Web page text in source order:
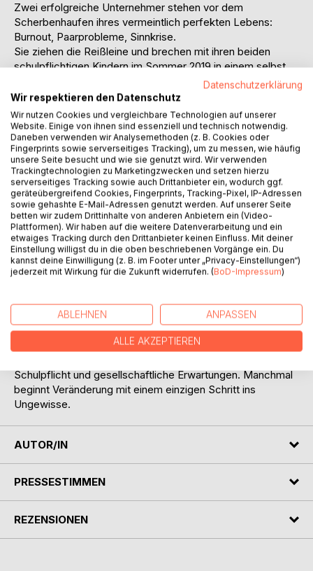
Zwei erfolgreiche Unternehmer stehen vor dem
Scherbenhaufen ihres vermeintlich perfekten Lebens:
Burnout, Paarprobleme, Sinnkrise.
Sie ziehen die Reißleine und brechen mit ihren beiden
schulpflichtigen Kindern im Sommer 2019 in einem selbst
ausgebauten Laster zu einer einjährigen Reise auf - ohne
festen Plan. Von Kanadas endlosen Prärien bis zur
Karibikküste Mexikos und ins Hochland Guatemalas,
zwischen Roadschooling und Kulturclashs, zwischen Nähe
und Konflikten, Freiheit und Verzweiflung, erleben sie die
ganze Spannbreite des Unterwegsseins.
Als die Pandemie sie am Atitlán-See festsetzt, verwandelt
sich das Abenteuer in eine Reise nach innen. Die zufällige
Nachbarschaft zu einer ebenfalls gestrandeten
Schamanenfamilie schenkt den beiden Ex-Workaholics
nicht nur eine Ayahuasca-Zeremonie, sondern auch eine
Lektion über Geduld, Vertrauen und Dankbarkeit. Sie
kehren zurück mit Klarheit darüber, was wirklich zählt, und
dem Mut, ihr Leben neu auszurichten.
LASTERLEBEN ist ein autobiographischer Reportage-
Roman: eine Mischung aus Roadtrip, Familiengeschichte
und persönlicher Grenzerfahrung. Eine Geschichte über
Selbstbestimmung und den Mut, eingefahrene
Schulpflicht und gesellschaftliche Erwartungen. Manchmal
beginnt Veränderung mit einem einzigen Schritt ins
Ungewisse.
AUTOR/IN
PRESSESTIMMEN
REZENSIONEN
Datenschutzerklärung
Wir respektieren den Datenschutz
Wir nutzen Cookies und vergleichbare Technologien auf unserer
Website. Einige von ihnen sind essenziell und technisch notwendig.
Daneben verwenden wir Analysemethoden (z. B. Cookies oder
Fingerprints sowie serverseitiges Tracking), um zu messen, wie häufig
unsere Seite besucht und wie sie genutzt wird. Wir verwenden
Trackingtechnologien zu Marketingzwecken und setzen hierzu
serverseitiges Tracking sowie auch Drittanbieter ein, wodurch ggf.
geräteübergreifend Cookies, Fingerprints, Tracking-Pixel, IP-Adressen
sowie gehashte E-Mail-Adressen genutzt werden. Auf unserer Seite
betten wir zudem Drittinhalte von anderen Anbietern ein (Video-
Plattformen). Wir haben auf die weitere Datenverarbeitung und ein
etwaiges Tracking durch den Drittanbieter keinen Einfluss. Mit deiner
Einstellung willigst du in die oben beschriebenen Vorgänge ein. Du
kannst deine Einwilligung (z. B. im Footer unter „Privacy-Einstellungen“)
jederzeit mit Wirkung für die Zukunft widerrufen. (BoD-Impressum)
ABLEHNEN ANPASSEN
ALLE AKZEPTIEREN